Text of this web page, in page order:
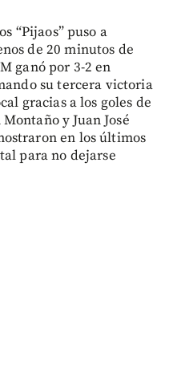
“Pijaos” puso a
de 20 minutos de
ganó por 3-2 en
su tercera victoria
gracias a los goles de
y Juan José
en los últimos
para no dejarse